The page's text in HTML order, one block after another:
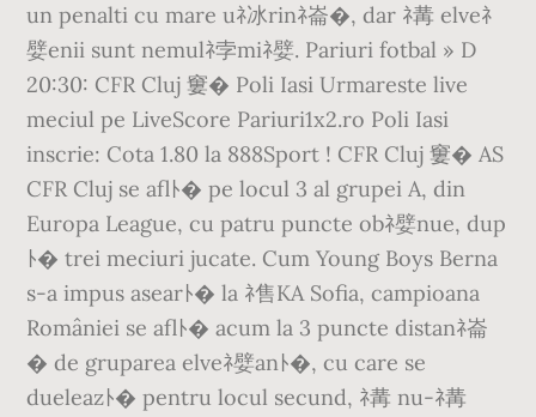
un penalti cu mare uﾈ冰rinﾈ崙�, dar ﾈ冓 elveﾈ
嬖enii sunt nemulﾈ孛miﾈ嬖. Pariuri fotbal » D
20:30: CFR Cluj 窶� Poli Iasi Urmareste live
meciul pe LiveScore Pariuri1x2.ro Poli Iasi
inscrie: Cota 1.80 la 888Sport ! CFR Cluj 窶� AS
CFR Cluj se aflﾄ� pe locul 3 al grupei A, din
Europa League, cu patru puncte obﾈ嬖nue, dup
ﾄ� trei meciuri jucate. Cum Young Boys Berna
s-a impus asearﾄ� la ﾈ售KA Sofia, campioana
României se aflﾄ� acum la 3 puncte distanﾈ崙
� de gruparea elveﾈ嬖anﾄ�, cu care se
dueleazﾄ� pentru locul secund, ﾈ冓 nu-ﾈ冓